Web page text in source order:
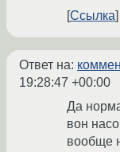
Ссылка
Ответ на:
19:28:47 +00:00
Да
вон
вообще